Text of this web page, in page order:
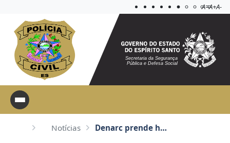
Aplicar
A=A+A-
Secretaria da Segurança
Pública e Defesa Social
Notícias Denarc prende homem e apreende submetralhadora e drogas em Viana